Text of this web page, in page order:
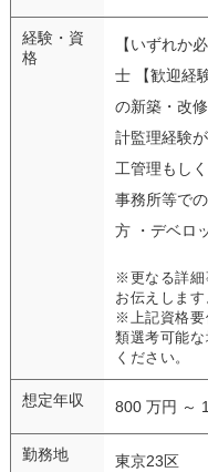
経験・資
格
【いずれか
士 【歓迎経
の新築・改
計監理経験
工管理もし
事務所等で
方 ・デベロ
※更なる詳細
お伝えします
※上記資格要
類選考可能
ください。
想定年収 800 万円 ～
勤務地
東京23区